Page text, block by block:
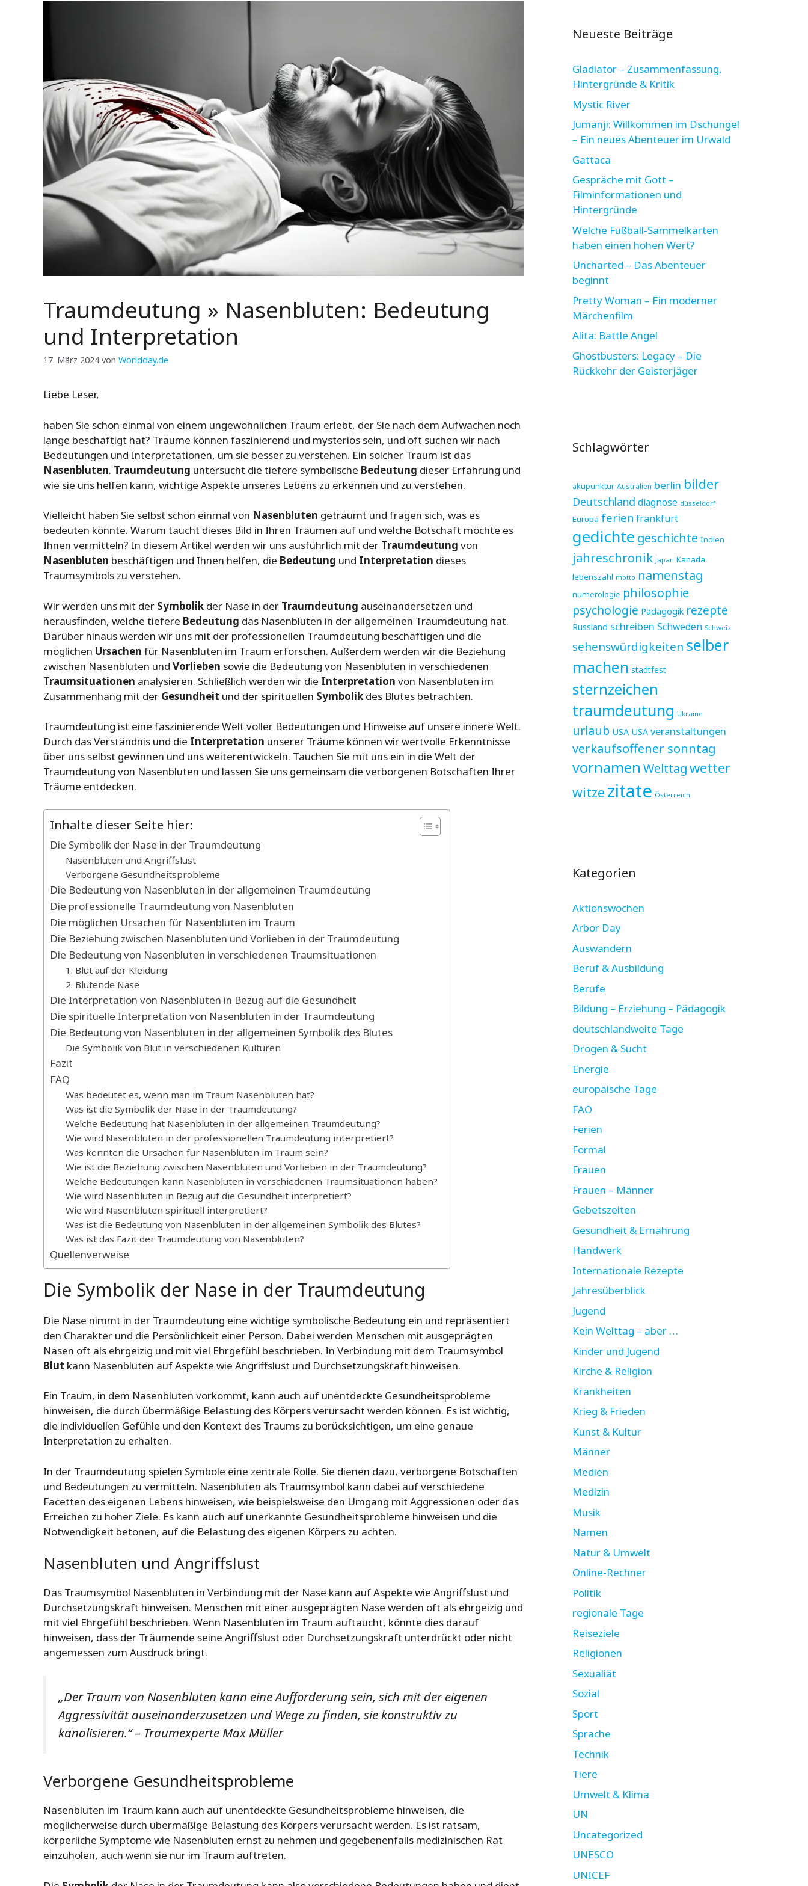
Traumdeutung » Nasenbluten: Bedeutung
und Interpretation
17. März 2024 von Worldday.de
Liebe Leser,
haben Sie schon einmal von einem ungewöhnlichen Traum erlebt, der Sie nach dem Aufwachen noch
lange beschäftigt hat? Träume können faszinierend und mysteriös sein, und oft suchen wir nach
Bedeutungen und Interpretationen, um sie besser zu verstehen. Ein solcher Traum ist das
Nasenbluten. Traumdeutung untersucht die tiefere symbolische Bedeutung dieser Erfahrung und
wie sie uns helfen kann, wichtige Aspekte unseres Lebens zu erkennen und zu verstehen.
Vielleicht haben Sie selbst schon einmal von Nasenbluten geträumt und fragen sich, was es
bedeuten könnte. Warum taucht dieses Bild in Ihren Träumen auf und welche Botschaft möchte es
Ihnen vermitteln? In diesem Artikel werden wir uns ausführlich mit der Traumdeutung von
Nasenbluten beschäftigen und Ihnen helfen, die Bedeutung und Interpretation dieses
Traumsymbols zu verstehen.
Wir werden uns mit der Symbolik der Nase in der Traumdeutung auseinandersetzen und
herausfinden, welche tiefere Bedeutung das Nasenbluten in der allgemeinen Traumdeutung hat.
Darüber hinaus werden wir uns mit der professionellen Traumdeutung beschäftigen und die
möglichen Ursachen für Nasenbluten im Traum erforschen. Außerdem werden wir die Beziehung
zwischen Nasenbluten und Vorlieben sowie die Bedeutung von Nasenbluten in verschiedenen
Traumsituationen analysieren. Schließlich werden wir die Interpretation von Nasenbluten im
Zusammenhang mit der Gesundheit und der spirituellen Symbolik des Blutes betrachten.
Traumdeutung ist eine faszinierende Welt voller Bedeutungen und Hinweise auf unsere innere Welt.
Durch das Verständnis und die Interpretation unserer Träume können wir wertvolle Erkenntnisse
über uns selbst gewinnen und uns weiterentwickeln. Tauchen Sie mit uns ein in die Welt der
Traumdeutung von Nasenbluten und lassen Sie uns gemeinsam die verborgenen Botschaften Ihrer
Träume entdecken.
Inhalte dieser Seite hier:
Die Symbolik der Nase in der Traumdeutung
Nasenbluten und Angriffslust
Verborgene Gesundheitsprobleme
Die Bedeutung von Nasenbluten in der allgemeinen Traumdeutung
Die professionelle Traumdeutung von Nasenbluten
Die möglichen Ursachen für Nasenbluten im Traum
Die Beziehung zwischen Nasenbluten und Vorlieben in der Traumdeutung
Die Bedeutung von Nasenbluten in verschiedenen Traumsituationen
1. Blut auf der Kleidung
2. Blutende Nase
Die Interpretation von Nasenbluten in Bezug auf die Gesundheit
Die spirituelle Interpretation von Nasenbluten in der Traumdeutung
Die Bedeutung von Nasenbluten in der allgemeinen Symbolik des Blutes
Die Symbolik von Blut in verschiedenen Kulturen
Fazit
FAQ
Was bedeutet es, wenn man im Traum Nasenbluten hat?
Was ist die Symbolik der Nase in der Traumdeutung?
Welche Bedeutung hat Nasenbluten in der allgemeinen Traumdeutung?
Wie wird Nasenbluten in der professionellen Traumdeutung interpretiert?
Was könnten die Ursachen für Nasenbluten im Traum sein?
Wie ist die Beziehung zwischen Nasenbluten und Vorlieben in der Traumdeutung?
Welche Bedeutungen kann Nasenbluten in verschiedenen Traumsituationen haben?
Wie wird Nasenbluten in Bezug auf die Gesundheit interpretiert?
Wie wird Nasenbluten spirituell interpretiert?
Was ist die Bedeutung von Nasenbluten in der allgemeinen Symbolik des Blutes?
Was ist das Fazit der Traumdeutung von Nasenbluten?
Quellenverweise
Die Symbolik der Nase in der Traumdeutung
Die Nase nimmt in der Traumdeutung eine wichtige symbolische Bedeutung ein und repräsentiert
den Charakter und die Persönlichkeit einer Person. Dabei werden Menschen mit ausgeprägten
Nasen oft als ehrgeizig und mit viel Ehrgefühl beschrieben. In Verbindung mit dem Traumsymbol
Blut kann Nasenbluten auf Aspekte wie Angriffslust und Durchsetzungskraft hinweisen.
Ein Traum, in dem Nasenbluten vorkommt, kann auch auf unentdeckte Gesundheitsprobleme
hinweisen, die durch übermäßige Belastung des Körpers verursacht werden können. Es ist wichtig,
die individuellen Gefühle und den Kontext des Traums zu berücksichtigen, um eine genaue
Interpretation zu erhalten.
In der Traumdeutung spielen Symbole eine zentrale Rolle. Sie dienen dazu, verborgene Botschaften
und Bedeutungen zu vermitteln. Nasenbluten als Traumsymbol kann dabei auf verschiedene
Facetten des eigenen Lebens hinweisen, wie beispielsweise den Umgang mit Aggressionen oder das
Erreichen zu hoher Ziele. Es kann auch auf unerkannte Gesundheitsprobleme hinweisen und die
Notwendigkeit betonen, auf die Belastung des eigenen Körpers zu achten.
Nasenbluten und Angriffslust
Das Traumsymbol Nasenbluten in Verbindung mit der Nase kann auf Aspekte wie Angriffslust und
Durchsetzungskraft hinweisen. Menschen mit einer ausgeprägten Nase werden oft als ehrgeizig und
mit viel Ehrgefühl beschrieben. Wenn Nasenbluten im Traum auftaucht, könnte dies darauf
hinweisen, dass der Träumende seine Angriffslust oder Durchsetzungskraft unterdrückt oder nicht
angemessen zum Ausdruck bringt.
„Der Traum von Nasenbluten kann eine Aufforderung sein, sich mit der eigenen
Aggressivität auseinanderzusetzen und Wege zu finden, sie konstruktiv zu
kanalisieren.“ – Traumexperte Max Müller
Verborgene Gesundheitsprobleme
Nasenbluten im Traum kann auch auf unentdeckte Gesundheitsprobleme hinweisen, die
möglicherweise durch übermäßige Belastung des Körpers verursacht werden. Es ist ratsam,
körperliche Symptome wie Nasenbluten ernst zu nehmen und gegebenenfalls medizinischen Rat
einzuholen, auch wenn sie nur im Traum auftreten.
Neueste Beiträge
Gladiator – Zusammenfassung,
Hintergründe & Kritik
Mystic River
Jumanji: Willkommen im Dschungel
– Ein neues Abenteuer im Urwald
Gattaca
Gespräche mit Gott –
Filminformationen und
Hintergründe
Welche Fußball-Sammelkarten
haben einen hohen Wert?
Uncharted – Das Abenteuer
beginnt
Pretty Woman – Ein moderner
Märchenfilm
Alita: Battle Angel
Ghostbusters: Legacy – Die
Rückkehr der Geisterjäger
Schlagwörter
akupunktur Australien berlin bilder
Deutschland diagnose düsseldorf
Europa ferien frankfurt
gedichte geschichte Indien
jahreschronik Japan Kanada
lebenszahl motto namenstag
numerologie philosophie
psychologie Pädagogik rezepte
Russland schreiben Schweden Schweiz
sehenswürdigkeiten selber
machen stadtfest
sternzeichen
traumdeutung Ukraine
urlaub USA USA veranstaltungen
verkaufsoffener sonntag
vornamen Welttagwetter
witze zitate Österreich
Kategorien
Aktionswochen
Arbor Day
Auswandern
Beruf & Ausbildung
Berufe
Bildung – Erziehung – Pädagogik
deutschlandweite Tage
Drogen & Sucht
Energie
europäische Tage
FAO
Ferien
Formal
Frauen
Frauen – Männer
Gebetszeiten
Gesundheit & Ernährung
Handwerk
Internationale Rezepte
Jahresüberblick
Jugend
Kein Welttag – aber …
Kinder und Jugend
Kirche & Religion
Krankheiten
Krieg & Frieden
Kunst & Kultur
Männer
Medien
Medizin
Musik
Namen
Natur & Umwelt
Online-Rechner
Politik
regionale Tage
Reiseziele
Religionen
Sexualiät
Sozial
Sport
Sprache
Technik
Tiere
Umwelt & Klima
UN
Uncategorized
UNESCO
UNICEF